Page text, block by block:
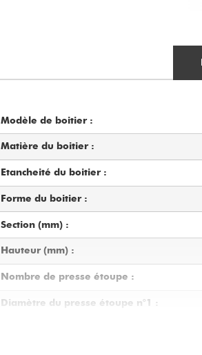
Modèle de boitier :
Matière du boitier :
Etancheité du boitier :
Forme du boitier :
Section (mm) :
Hauteur (mm) :
Nombre de presse étoupe :
Diamètre du presse étoupe n°1 :